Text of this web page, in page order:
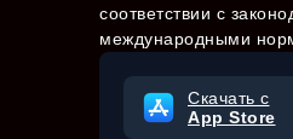
соответствии с
международными
Скачать с
App Store